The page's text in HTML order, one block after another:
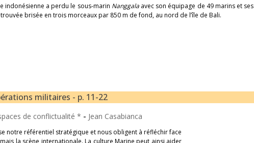
indonésienne a perdu le sous-marin Nanggalaavec son équipage de 49 marins et ses
brisée en trois morceaux par 850 m de fond, au nord de l’île de Bali.
militaires - p. 11-22
de conflictualité * - Jean Casabianca
notre référentiel stratégique et nous obligent à réfléchir face
la scène internationale. La culture Marine peut ainsi aider